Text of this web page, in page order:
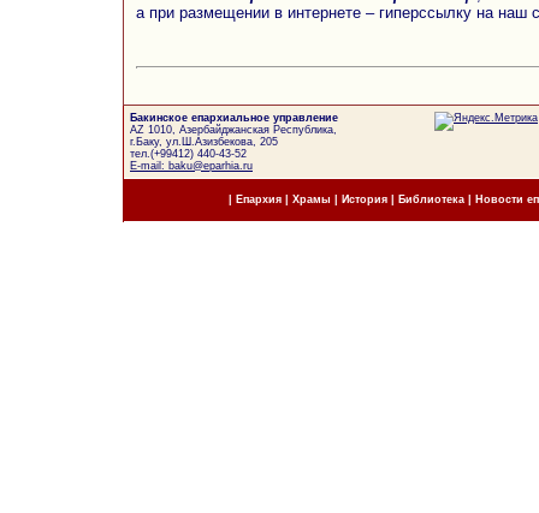
а при размещении в интернете – гиперссылку на наш
Бакинское епархиальное управление
AZ 1010, Азербайджанская Республика,
г.Баку, ул.Ш.Азизбекова, 205
тел.(+99412) 440-43-52
E-mail: baku@eparhia.ru
Епархия| Храмы История| Библиотека Новости